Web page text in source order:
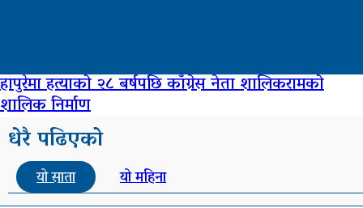
हापुरेमा हत्याको २८ बर्षपछि काँग्रेस नेता शालिकरामको
शालिक निर्माण
धेरै पढिएको
यो साता यो महिना